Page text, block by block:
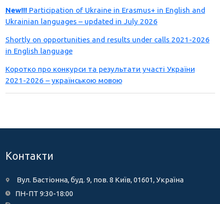
New!!!Participation of Ukraine in Erasmus+ in English and
Ukrainian languages – updated in July 2026
Shortly on opportunities and results under calls 2021-2026
in English language
Коротко про конкурси та результати участі України
2021-2026 – українською мовою
Контакти
Вул. Бастіонна, буд. 9, пов. 8 Київ, 01601, Україна
ПН-ПТ 9:30-18:00